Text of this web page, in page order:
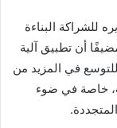
للشراكة البناءة
أن تطبيق آلية
في المزيد من
خاصة في ضوء